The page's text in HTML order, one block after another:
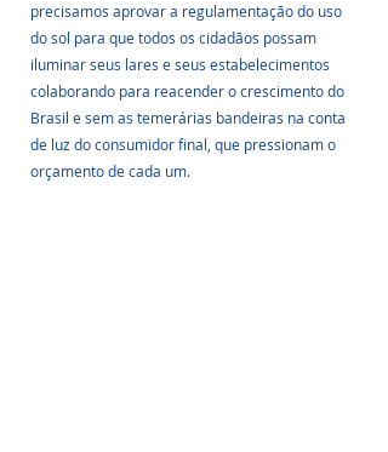
precisamos aprovar a regulamentação do uso
do sol para que todos os cidadãos possam
iluminar seus lares e seus estabelecimentos
colaborando para reacender o crescimento do
Brasil e sem as temerárias bandeiras na conta
de luz do consumidor final, que pressionam o
orçamento de cada um.